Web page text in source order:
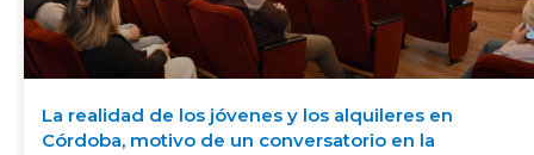
La realidad de los jóvenes y los alquileres en
Córdoba, motivo de un conversatorio en la